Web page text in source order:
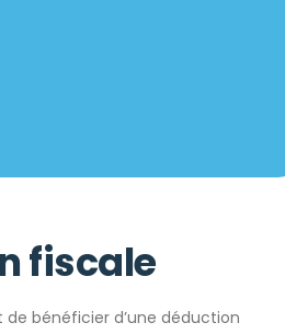
fiscale
bénéficier d’une déduction